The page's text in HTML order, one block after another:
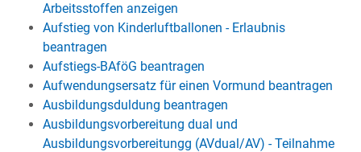
Arbeitsstoffen anzeigen
Aufstieg von Kinderluftballonen - Erlaubnis
beantragen
Aufstiegs-BAföG beantragen
Aufwendungsersatz für einen Vormund beantragen
Ausbildungsduldung beantragen
Ausbildungsvorbereitung dual und
Ausbildungsvorbereitungg (AVdual/AV) - Teilnahme